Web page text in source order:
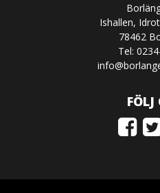
Ishallen,
78462
Tel:
FÖLJ